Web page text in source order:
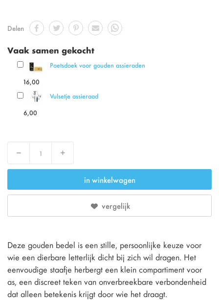
Delen
Vaak samen gekocht
Poetsdoek voor gouden assieraden
16,00
Vulsetje assieraad
6,00
Verlaag Verhoog
in winkelwagen
vergelijk
Deze gouden bedel is een stille, persoonlijke keuze voor
wie een dierbare letterlijk dicht bij zich wil dragen. Het
eenvoudige staafje herbergt een klein compartiment voor
as, een discreet teken van onverbreekbare verbondenheid
dat alleen betekenis krijgt door wie het draagt.